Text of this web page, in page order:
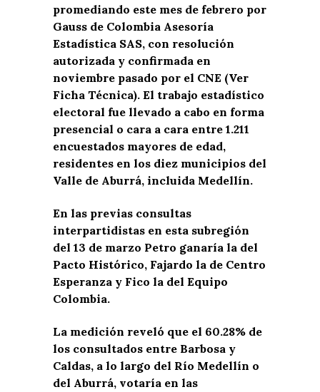
promediando este mes de febrero por
Gauss de Colombia Asesoría
Estadística SAS, con resolución
autorizada y confirmada en
noviembre pasado por el CNE (Ver
Ficha Técnica). El trabajo estadístico
electoral fue llevado a cabo en forma
presencial o cara a cara entre 1.211
encuestados mayores de edad,
residentes en los diez municipios del
Valle de Aburrá, incluida Medellín.
En las previas consultas
interpartidistas en esta subregión
del 13 de marzo Petro ganaría la del
Pacto Histórico, Fajardo la de Centro
Esperanza y Fico la del Equipo
Colombia.
La medición reveló que el 60.28% de
los consultados entre Barbosa y
Caldas, a lo largo del Río Medellín o
del Aburrá, votaría en las